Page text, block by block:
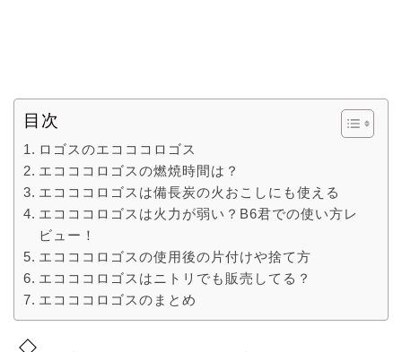
目次
ロゴスのエコココロゴス
エコココロゴスの燃焼時間は？
エコココロゴスは備長炭の火おこしにも使える
エコココロゴスは火力が弱い？B6君での使い方レ
ビュー！
エコココロゴスの使用後の片付けや捨て方
エコココロゴスはニトリでも販売してる？
エコココロゴスのまとめ